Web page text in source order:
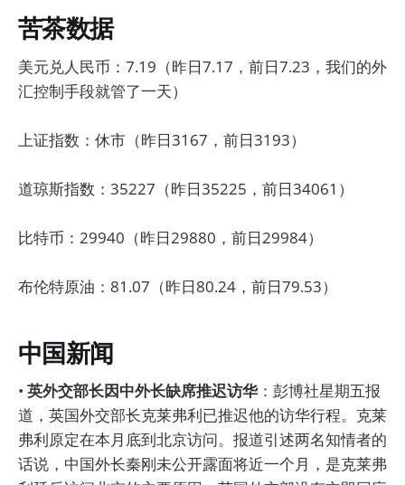
苦茶数据
美元兑人民币：7.19（昨日7.17，前日7.23，我们的外
汇控制手段就管了一天）
上证指数：休市（昨日3167，前日3193）
道琼斯指数：35227（昨日35225，前日34061）
比特币：29940（昨日29880，前日29984）
布伦特原油：81.07（昨日80.24，前日79.53）
中国新闻
• 英外交部长因中外长缺席推迟访华：彭博社星期五报
道，英国外交部长克莱弗利已推迟他的访华行程。克莱
弗利原定在本月底到北京访问。报道引述两名知情者的
话说，中国外长秦刚未公开露面将近一个月，是克莱弗